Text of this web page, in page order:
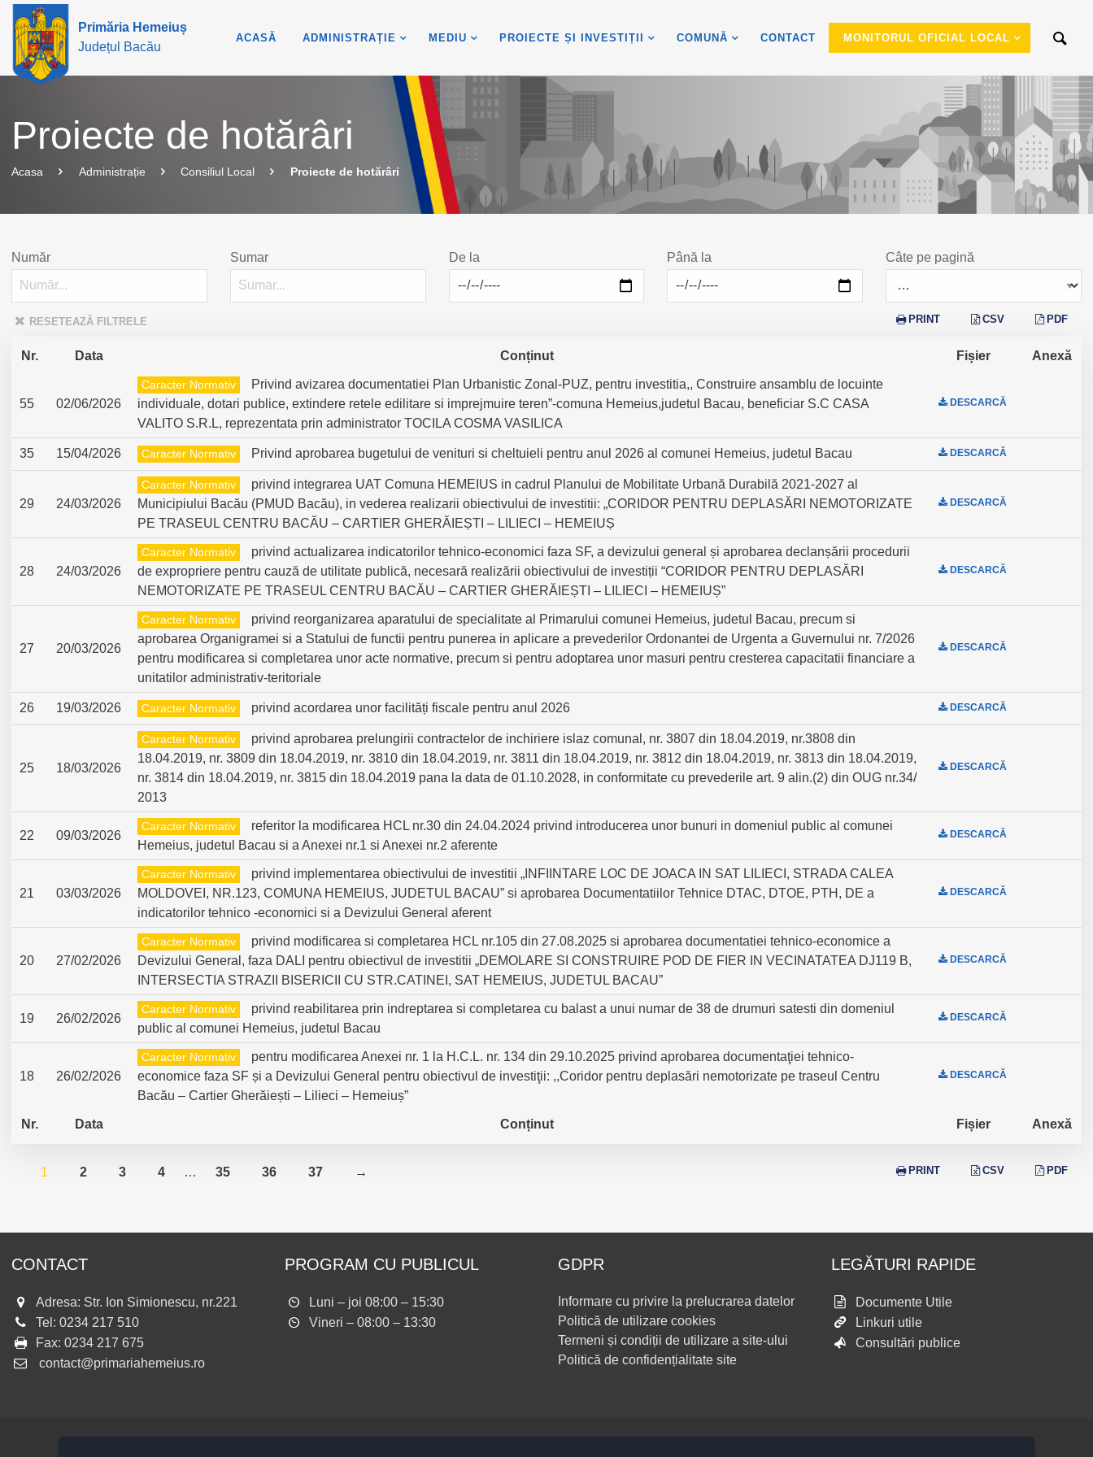
Primăria Hemeiuș
Județul Bacău
ACASĂ ADMINISTRAȚIE MEDIU PROIECTE ȘI INVESTIȚII COMUNĂ CONTACT MONITORUL OFICIAL LOCAL
Proiecte de hotărâri
Acasa Administrație Consiliul Local Proiecte de hotărâri
Număr Sumar De la Până la Câte pe pagină
RESETEAZĂ FILTRELE PRINT CSV PDF
Nr. Data Conținut Fișier Anexă
55 02/06/2026
Caracter Normativ
Privind avizarea documentatiei Plan Urbanistic Zonal-PUZ, pentru investitia,, Construire ansamblu de locuinte
individuale, dotari publice, extindere retele edilitare si imprejmuire teren”-comuna Hemeius,judetul Bacau, beneficiar S.C CASA
VALITO S.R.L, reprezentata prin administrator TOCILA COSMA VASILICA
DESCARCĂ
35 15/04/2026 Caracter Normativ Privind aprobarea bugetului de venituri si cheltuieli pentru anul 2026 al comunei Hemeius, judetul Bacau DESCARCĂ
29 24/03/2026
Caracter Normativ
privind integrarea UAT Comuna HEMEIUS in cadrul Planului de Mobilitate Urbană Durabilă 2021-2027 al
Municipiului Bacău (PMUD Bacău), in vederea realizarii obiectivului de investitii: „CORIDOR PENTRU DEPLASĂRI NEMOTORIZATE
PE TRASEUL CENTRU BACĂU – CARTIER GHERĂIEȘTI – LILIECI – HEMEIUȘ
DESCARCĂ
28 24/03/2026
Caracter Normativ
privind actualizarea indicatorilor tehnico-economici faza SF, a devizului general și aprobarea declanșării procedurii
de expropriere pentru cauză de utilitate publică, necesară realizării obiectivului de investiții “CORIDOR PENTRU DEPLASĂRI
NEMOTORIZATE PE TRASEUL CENTRU BACĂU – CARTIER GHERĂIEȘTI – LILIECI – HEMEIUȘ”
DESCARCĂ
27 20/03/2026
Caracter Normativ
privind reorganizarea aparatului de specialitate al Primarului comunei Hemeius, judetul Bacau, precum si
aprobarea Organigramei si a Statului de functii pentru punerea in aplicare a prevederilor Ordonantei de Urgenta a Guvernului nr. 7/2026
pentru modificarea si completarea unor acte normative, precum si pentru adoptarea unor masuri pentru cresterea capacitatii financiare a
unitatilor administrativ-teritoriale
DESCARCĂ
26 19/03/2026 Caracter Normativ privind acordarea unor facilități fiscale pentru anul 2026 DESCARCĂ
25 18/03/2026
Caracter Normativ
privind aprobarea prelungirii contractelor de inchiriere islaz comunal, nr. 3807 din 18.04.2019, nr.3808 din
18.04.2019, nr. 3809 din 18.04.2019, nr. 3810 din 18.04.2019, nr. 3811 din 18.04.2019, nr. 3812 din 18.04.2019, nr. 3813 din 18.04.2019,
nr. 3814 din 18.04.2019, nr. 3815 din 18.04.2019 pana la data de 01.10.2028, in conformitate cu prevederile art. 9 alin.(2) din OUG nr.34/
2013
DESCARCĂ
22 09/03/2026
Caracter Normativ
referitor la modificarea HCL nr.30 din 24.04.2024 privind introducerea unor bunuri in domeniul public al comunei
Hemeius, judetul Bacau si a Anexei nr.1 si Anexei nr.2 aferente
DESCARCĂ
21 03/03/2026
Caracter Normativ
privind implementarea obiectivului de investitii „INFIINTARE LOC DE JOACA IN SAT LILIECI, STRADA CALEA
MOLDOVEI, NR.123, COMUNA HEMEIUS, JUDETUL BACAU” si aprobarea Documentatiilor Tehnice DTAC, DTOE, PTH, DE a
indicatorilor tehnico -economici si a Devizului General aferent
DESCARCĂ
20 27/02/2026
Caracter Normativ
privind modificarea si completarea HCL nr.105 din 27.08.2025 si aprobarea documentatiei tehnico-economice a
Devizului General, faza DALI pentru obiectivul de investitii „DEMOLARE SI CONSTRUIRE POD DE FIER IN VECINATATEA DJ119 B,
INTERSECTIA STRAZII BISERICII CU STR.CATINEI, SAT HEMEIUS, JUDETUL BACAU”
DESCARCĂ
19 26/02/2026
Caracter Normativ
privind reabilitarea prin indreptarea si completarea cu balast a unui numar de 38 de drumuri satesti din domeniul
public al comunei Hemeius, judetul Bacau
DESCARCĂ
18 26/02/2026
Caracter Normativ
pentru modificarea Anexei nr. 1 la H.C.L. nr. 134 din 29.10.2025 privind aprobarea documentaţiei tehnico-
economice faza SF și a Devizului General pentru obiectivul de investiţii: ,,Coridor pentru deplasări nemotorizate pe traseul Centru
Bacău – Cartier Gherăiești – Lilieci – Hemeiuș”
DESCARCĂ
Nr. Data Conținut Fișier Anexă
1 2 3 4 … 35 36 37 → PRINT CSV PDF
CONTACT
Adresa: Str. Ion Simionescu, nr.221
Tel: 0234 217 510
Fax: 0234 217 675
contact@primariahemeius.ro
PROGRAM CU PUBLICUL
Luni – joi 08:00 – 15:30
Vineri – 08:00 – 13:30
GDPR
Informare cu privire la prelucrarea datelor
Politică de utilizare cookies
Termeni și condiții de utilizare a site-ului
Politică de confidențialitate site
LEGĂTURI RAPIDE
Documente Utile
Linkuri utile
Consultări publice